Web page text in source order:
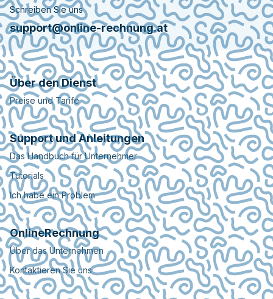
Schreiben Sie uns
support@online-rechnung.at
Über den Dienst
Preise und Tarife
Support und Anleitungen
Das Handbuch für Unternehmer
Tutorials
Ich habe ein Problem
OnlineRechnung
Über das Unternehmen
Kontaktieren Sie uns